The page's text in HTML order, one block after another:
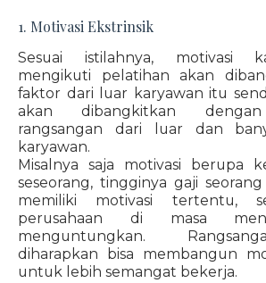
1. Motivasi Ekstrinsik
Sesuai istilahnya, motivasi
mengikuti pelatihan akan
faktor dari luar karyawan itu
akan dibangkitkan
rangsangan dari luar dan
karyawan.
Misalnya saja motivasi berupa
seseorang, tingginya gaji
memiliki motivasi tertentu,
perusahaan di masa
menguntungkan.
diharapkan bisa membangun
untuk lebih semangat bekerja.